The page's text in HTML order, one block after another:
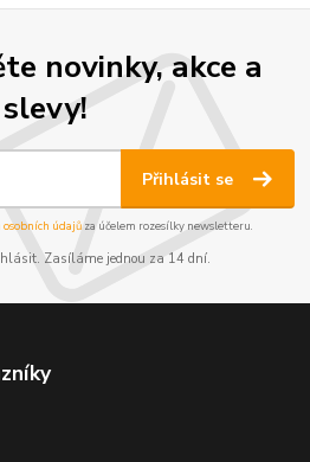
novinky, akce a
slevy!
Přihlásit se
údajůza účelem rozesílky newsletteru.
Zasíláme jednou za 14 dní.